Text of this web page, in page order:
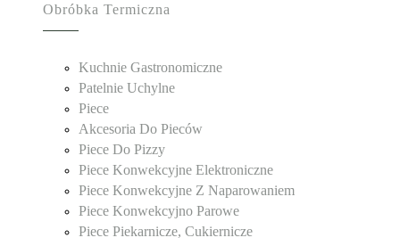
Obróbka Termiczna
Kuchnie Gastronomiczne
Patelnie Uchylne
Piece
Akcesoria Do Pieców
Piece Do Pizzy
Piece Konwekcyjne Elektroniczne
Piece Konwekcyjne Z Naparowaniem
Piece Konwekcyjno Parowe
Piece Piekarnicze, Cukiernicze